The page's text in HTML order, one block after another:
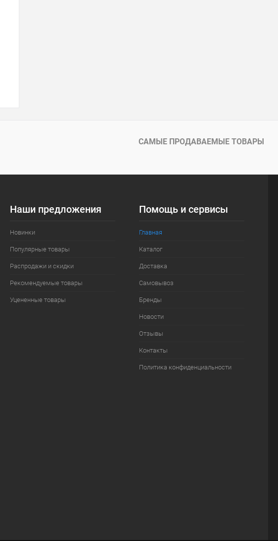
САМЫЕ ПРОДАВАЕМЫЕ ТОВАРЫ
Наши предложения
Новинки
Популярные товары
Распродажи и скидки
Рекомендуемые товары
Уцененные товары
Помощь и сервисы
Главная
Каталог
Доставка
Самовывоз
Бренды
Новости
Отзывы
Контакты
Политика конфиденциальности